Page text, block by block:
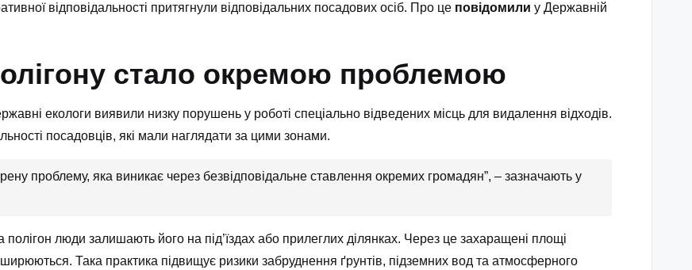
відповідальності притягнули відповідальних посадових осіб. Про це повідомили у Державній
стало окремою проблемою
екологи виявили низку порушень у роботі спеціально відведених місць для видалення відходів.
посадовців, які мали наглядати за цими зонами.
проблему, яка виникає через безвідповідальне ставлення окремих громадян”, – зазначають у
полігон люди залишають його на під’їздах або прилеглих ділянках. Через це захаращені площі
Така практика підвищує ризики забруднення ґрунтів, підземних вод та атмосферного